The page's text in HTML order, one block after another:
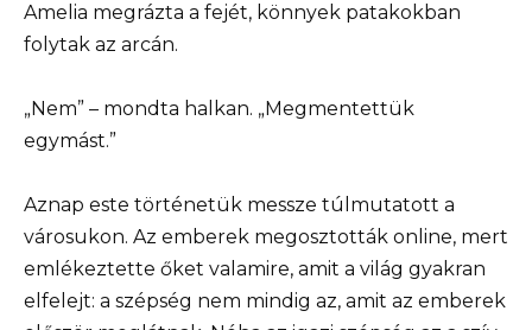
Amelia megrázta a fejét, könnyek patakokban
folytak az arcán.
„Nem” – mondta halkan. „Megmentettük
egymást.”
Aznap este történetük messze túlmutatott a
városukon. Az emberek megosztották online, mert
emlékeztette őket valamire, amit a világ gyakran
elfelejt: a szépség nem mindig az, amit az emberek